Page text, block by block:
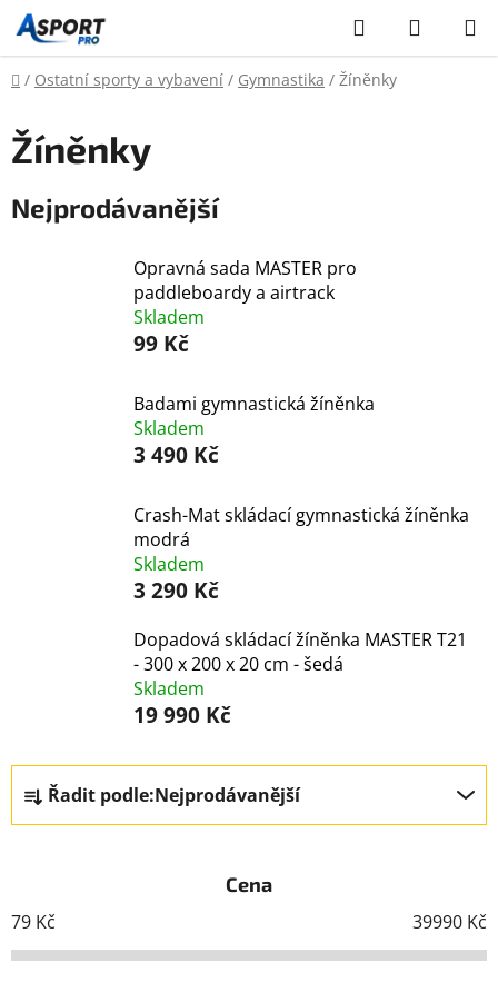
Přejít
na
obsah
Hledat
KOŠÍK
Domů
/ Ostatní sporty a vybavení / Gymnastika / Žíněnky
Žíněnky
Nejprodávanější
Opravná sada MASTER pro
paddleboardy a airtrack
Skladem
99 Kč
Badami gymnastická žíněnka
Skladem
3 490 Kč
Crash-Mat skládací gymnastická žíněnka
modrá
Skladem
3 290 Kč
Dopadová skládací žíněnka MASTER T21
- 300 x 200 x 20 cm - šedá
Skladem
19 990 Kč
a
z
í
p
Řadit podle:Nejprodávanější
Cena
79 Kč 39990 Kč